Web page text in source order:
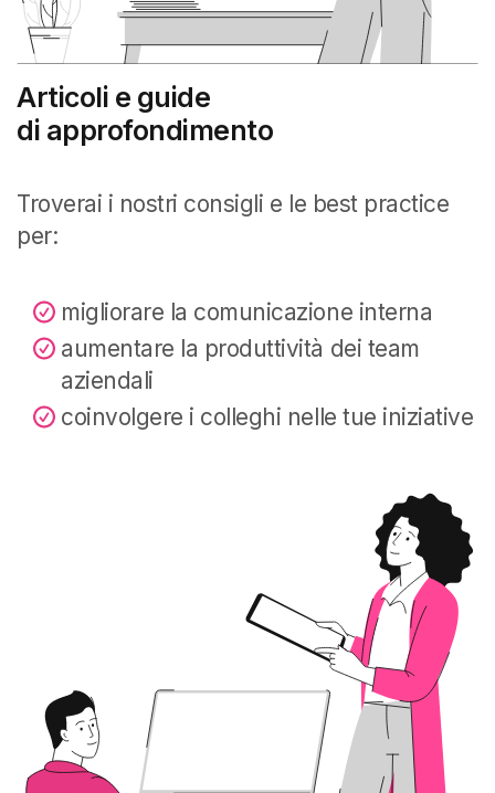
Articoli e guide
di approfondimento
Troverai i nostri consigli e le best practice
per:
migliorare la comunicazione interna
aumentare la produttività dei team
aziendali
coinvolgere i colleghi nelle tue iniziative